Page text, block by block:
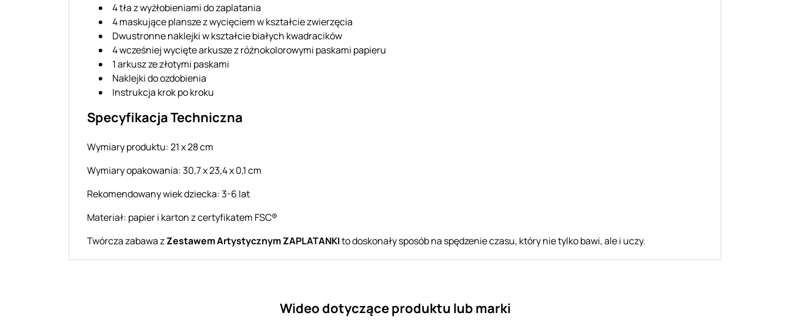
4 tła z wyżłobieniami do zaplatania
4 maskujące plansze z wycięciem w kształcie zwierzęcia
Dwustronne naklejki w kształcie białych kwadracików
4 wcześniej wycięte arkusze z różnokolorowymi paskami papieru
1 arkusz ze złotymi paskami
Naklejki do ozdobienia
Instrukcja krok po kroku
Specyfikacja Techniczna
Wymiary produktu: 21 x 28 cm
Wymiary opakowania: 30,7 x 23,4 x 0,1 cm
Rekomendowany wiek dziecka: 3-6 lat
Materiał: papier i karton z certyfikatem FSC®
Twórcza zabawa zZestawem Artystycznym ZAPLATANKIto doskonały sposób na spędzenie czasu, który nie tylko bawi, ale i uczy.
Wideo dotyczące produktu lub marki